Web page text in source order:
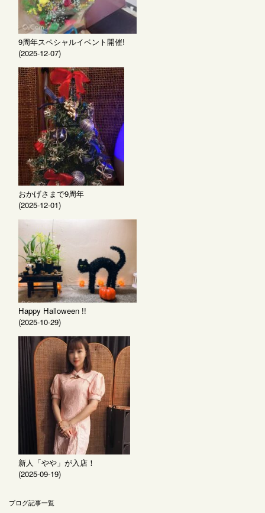
9周年スペシャルイベント開催!
(2025-12-07)
おかげさまで9周年
(2025-12-01)
Happy Halloween !!
(2025-10-29)
新人「やや」が入店！
(2025-09-19)
ブログ記事一覧